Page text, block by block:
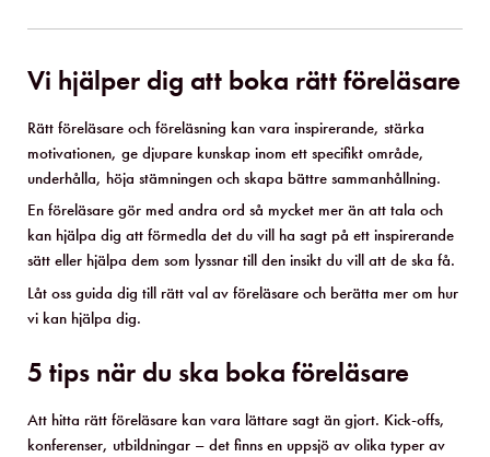
Vi hjälper dig att boka rätt föreläsare
Rätt föreläsare och föreläsning kan vara inspirerande, stärka
motivationen, ge djupare kunskap inom ett specifikt område,
underhålla, höja stämningen och skapa bättre sammanhållning.
En föreläsare gör med andra ord så mycket mer än att tala och
kan hjälpa dig att förmedla det du vill ha sagt på ett inspirerande
sätt eller hjälpa dem som lyssnar till den insikt du vill att de ska få.
Låt oss guida dig till rätt val av föreläsare och berätta mer om hur
vi kan hjälpa dig.
5 tips när du ska boka föreläsare
Att hitta rätt föreläsare kan vara lättare sagt än gjort. Kick-offs,
konferenser, utbildningar – det finns en uppsjö av olika typer av